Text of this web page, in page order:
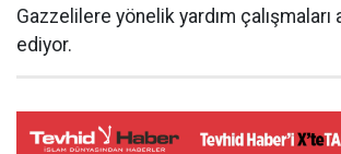
Gazzelilere yönelik yardım çalışmaları
ediyor.